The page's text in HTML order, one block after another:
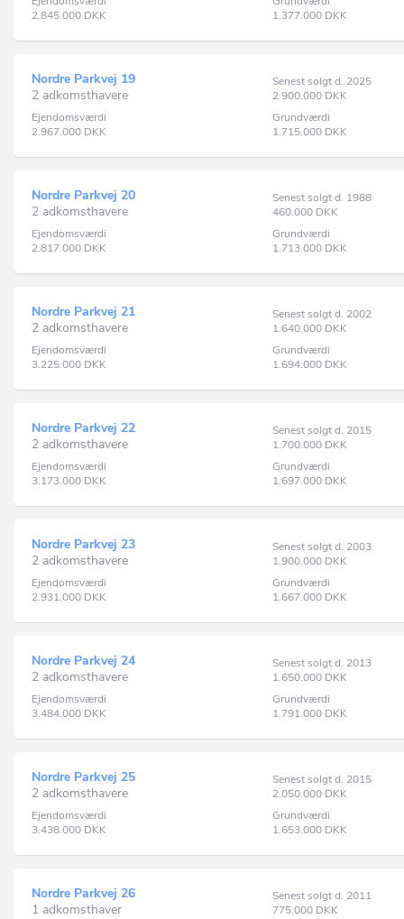
2.845.000 DKK
1.377.000 DKK
Nordre Parkvej 19
2 adkomsthavere
Senest solgt d. 2025
2.900.000 DKK
Ejendomsværdi
2.967.000 DKK
Grundværdi
1.715.000 DKK
Nordre Parkvej 20
2 adkomsthavere
Senest solgt d. 1988
460.000 DKK
Ejendomsværdi
2.817.000 DKK
Grundværdi
1.713.000 DKK
Nordre Parkvej 21
2 adkomsthavere
Senest solgt d. 2002
1.640.000 DKK
Ejendomsværdi
3.225.000 DKK
Grundværdi
1.694.000 DKK
Nordre Parkvej 22
2 adkomsthavere
Senest solgt d. 2015
1.700.000 DKK
Ejendomsværdi
3.173.000 DKK
Grundværdi
1.697.000 DKK
Nordre Parkvej 23
2 adkomsthavere
Senest solgt d. 2003
1.900.000 DKK
Ejendomsværdi
2.931.000 DKK
Grundværdi
1.667.000 DKK
Nordre Parkvej 24
2 adkomsthavere
Senest solgt d. 2013
1.650.000 DKK
Ejendomsværdi
3.484.000 DKK
Grundværdi
1.791.000 DKK
Nordre Parkvej 25
2 adkomsthavere
Senest solgt d. 2015
2.050.000 DKK
Ejendomsværdi
3.438.000 DKK
Grundværdi
1.653.000 DKK
Nordre Parkvej 26
1 adkomsthaver
Senest solgt d. 2011
775.000 DKK